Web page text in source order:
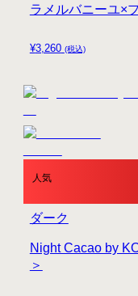
¥3,260 (税込)
ラメルバニーユ×
人気
Night Cacao by
＞
ダーク